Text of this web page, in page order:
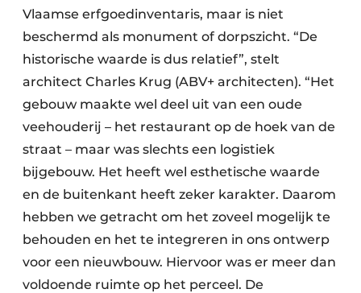
Vlaamse erfgoedinventaris, maar is niet
beschermd als monument of dorpszicht. “De
historische waarde is dus relatief”, stelt
architect Charles Krug (ABV+ architecten). “Het
gebouw maakte wel deel uit van een oude
veehouderij – het restaurant op de hoek van de
straat – maar was slechts een logistiek
bijgebouw. Het heeft wel esthetische waarde
en de buitenkant heeft zeker karakter. Daarom
hebben we getracht om het zoveel mogelijk te
behouden en het te integreren in ons ontwerp
voor een nieuwbouw. Hiervoor was er meer dan
voldoende ruimte op het perceel. De